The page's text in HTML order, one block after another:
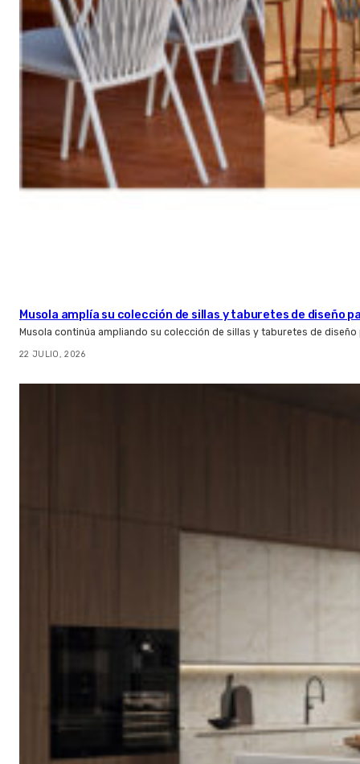
Musola amplía su colección de sillas y taburetes de diseño
Musola continúa ampliando su colección de sillas y taburetes de
22 JULIO, 2026